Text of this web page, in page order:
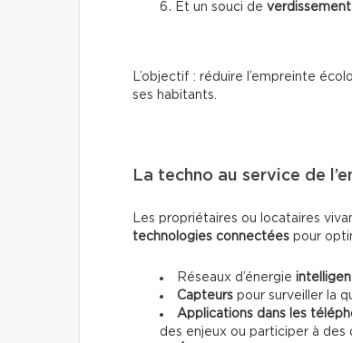
Et un souci de verdissement
L’objectif : réduire l’empreinte
ses habitants.
La techno au service de
Les propriétaires ou locataires
technologies connectées pour
Réseaux d’énergie
Capteurs pour surveiller la
Applications dans les
des enjeux ou participer à des